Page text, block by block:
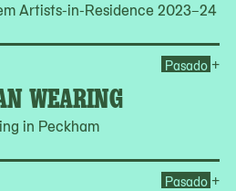
Artists-in-Residence 2023–24
WEARING
in Peckham
Pasado +
Pasado +